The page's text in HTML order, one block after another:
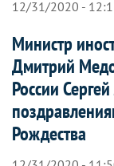
12/31/2020 -
Министр
Дмитрий
России
Рождества